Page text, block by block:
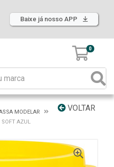
Baixe já nosso APP
0
VOLTAR
MODELAR
SOFT AZUL